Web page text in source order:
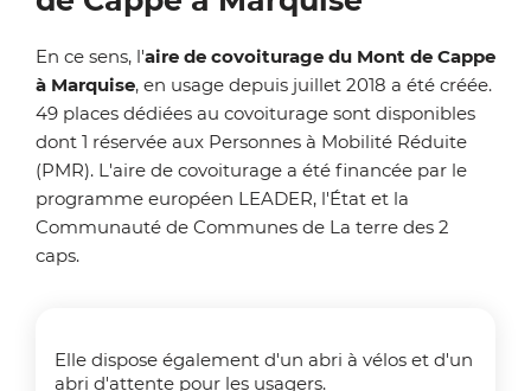
En ce sens, l'aire de covoiturage du Mont de Cappe
à Marquise, en usage depuis juillet 2018 a été créée.
49 places dédiées au covoiturage sont disponibles
dont 1 réservée aux Personnes à Mobilité Réduite
(PMR). L'aire de covoiturage a été financée par le
programme européen LEADER, l'État et la
Communauté de Communes de La terre des 2
caps.
Elle dispose également d'un abri à vélos et d'un
abri d'attente pour les usagers.